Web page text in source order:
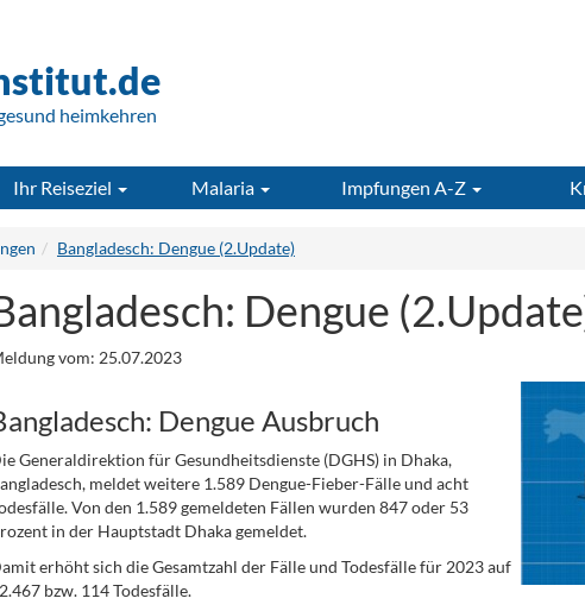
heimkehren
Ihr Reiseziel Malaria Impfungen A-Z
Bangladesch: Dengue (2.Update)
Dengue
vom: 25.07.2023
Dengue Ausbruch
Generaldirektion für Gesundheitsdienste (DGHS) in Dhaka,
meldet weitere 1.589 Dengue-Fieber-Fälle und acht
Von den 1.589 gemeldeten Fällen wurden 847 oder 53
in der Hauptstadt Dhaka gemeldet.
erhöht sich die Gesamtzahl der Fälle und Todesfälle für 2023 auf
bzw. 114 Todesfälle.